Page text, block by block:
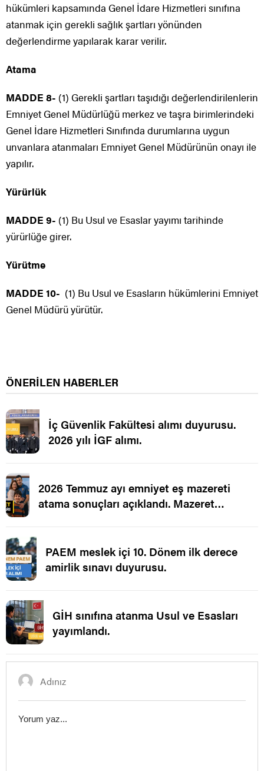
hükümleri kapsamında Genel İdare Hizmetleri sınıfına
atanmak için gerekli sağlık şartları yönünden
değerlendirme yapılarak karar verilir.
Atama
MADDE 8- (1) Gerekli şartları taşıdığı değerlendirilenlerin
Emniyet Genel Müdürlüğü merkez ve taşra birimlerindeki
Genel İdare Hizmetleri Sınıfında durumlarına uygun
unvanlara atanmaları Emniyet Genel Müdürünün onayı ile
yapılır.
Yürürlük
MADDE 9- (1) Bu Usul ve Esaslar yayımı tarihinde
yürürlüğe girer.
Yürütme
MADDE 10- (1) Bu Usul ve Esasların hükümlerini Emniyet
Genel Müdürü yürütür.
ÖNERİLEN HABERLER
İç Güvenlik Fakültesi alımı duyurusu.
2026 yılı İGF alımı.
2026 Temmuz ayı emniyet eş mazereti
atama sonuçları açıklandı. Mazeret
PAEM meslek içi 10. Dönem ilk derece
amirlik sınavı duyurusu.
GİH sınıfına atanma Usul ve Esasları
yayımlandı.